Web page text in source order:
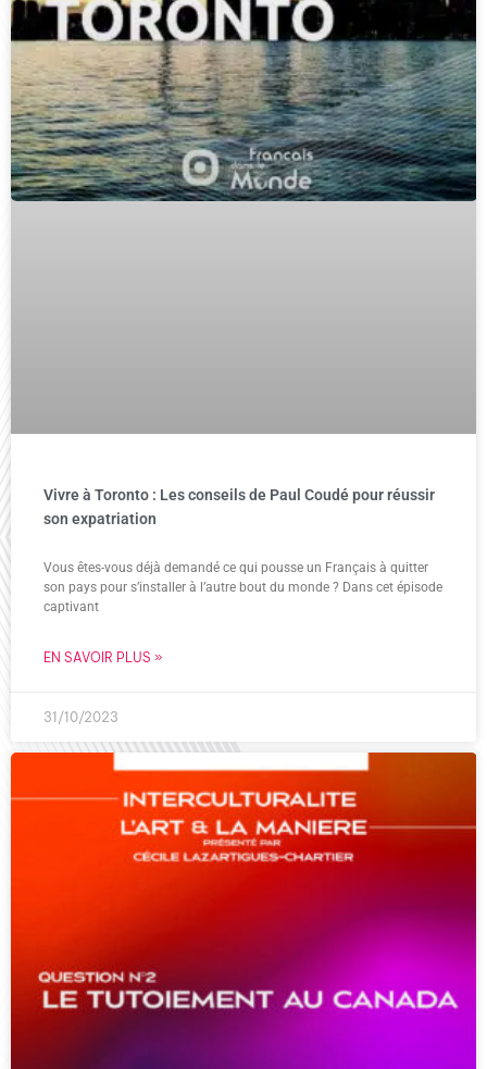
Vivre à Toronto : Les conseils de Paul Coudé pour réussir
son expatriation
Vous êtes-vous déjà demandé ce qui pousse un Français à quitter
son pays pour s’installer à l’autre bout du monde ? Dans cet épisode
captivant
EN SAVOIR PLUS »
31/10/2023